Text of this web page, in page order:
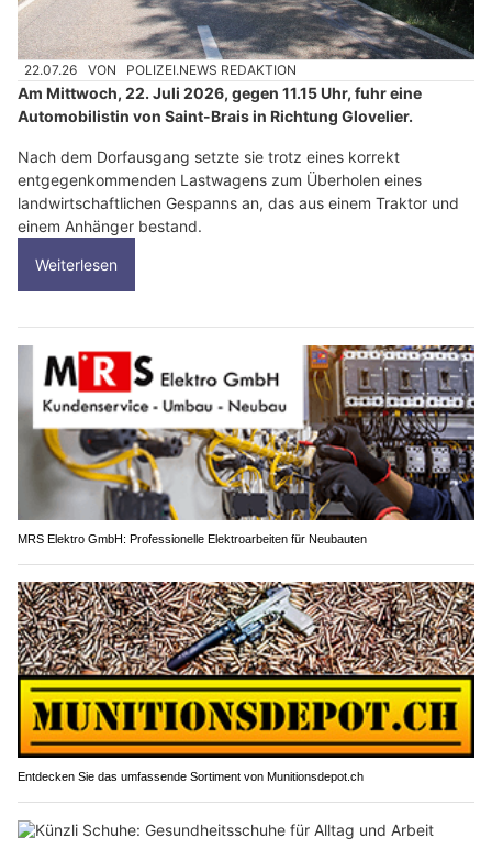
22.07.26 VON POLIZEI.NEWS REDAKTION
Am Mittwoch, 22. Juli 2026, gegen 11.15 Uhr, fuhr eine
Automobilistin von Saint-Brais in Richtung Glovelier.
Nach dem Dorfausgang setzte sie trotz eines korrekt
entgegenkommenden Lastwagens zum Überholen eines
landwirtschaftlichen Gespanns an, das aus einem Traktor und
einem Anhänger bestand.
Weiterlesen
MRS Elektro GmbH: Professionelle Elektroarbeiten für Neubauten
Entdecken Sie das umfassende Sortiment von Munitionsdepot.ch